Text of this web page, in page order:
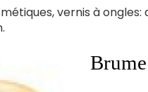
vernis à